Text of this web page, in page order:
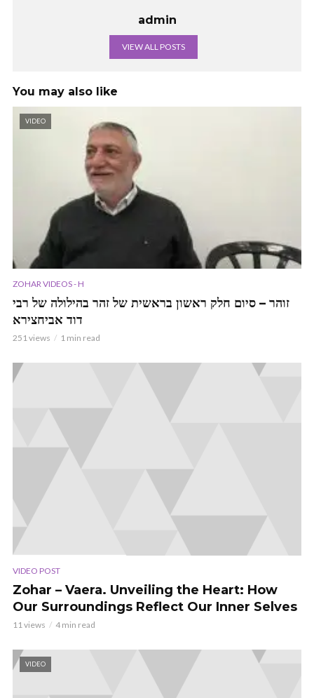
admin
VIEW ALL POSTS
You may also like
VIDEO
ZOHAR VIDEOS - H
זוהר – סיום חלק ראשון בראשית של זהר בהילולה של רבי
דוד אביחצירא
251 views 1 min read
VIDEO POST
Zohar – Vaera. Unveiling the Heart: How
Our Surroundings Reflect Our Inner Selves
11 views 4 min read
VIDEO